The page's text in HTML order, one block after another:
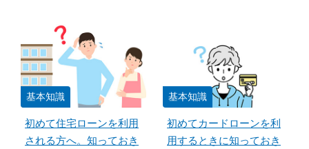
基本知識
初めて住宅ローンを利用
される方へ。知っておき
基本知識
初めてカードローンを利
用するときに知っておき